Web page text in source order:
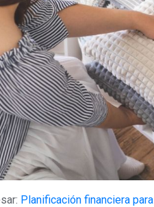
Planificación financiera